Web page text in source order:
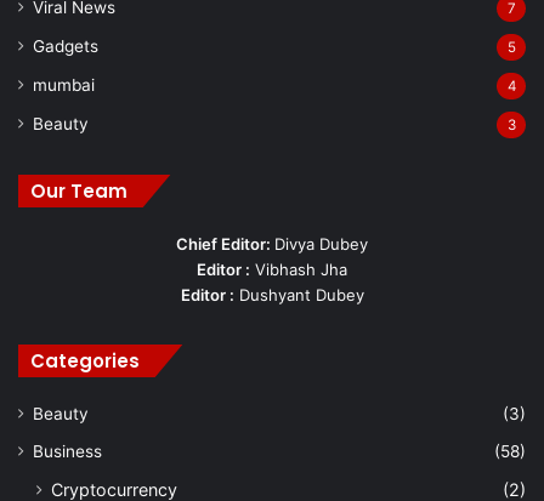
Viral News 7
Gadgets 5
mumbai 4
Beauty 3
Our Team
Chief Editor: Divya Dubey
Editor : Vibhash Jha
Editor : Dushyant Dubey
Categories
Beauty
(3)
Business
(58)
Cryptocurrency
(2)